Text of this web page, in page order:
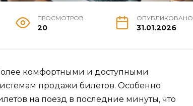
ПРОСМОТРОВ
20
ОПУБЛИКОВАНО
31.01.2026
комфортными и доступными
продажи билетов. Особенно
на поезд в последние минуты, что